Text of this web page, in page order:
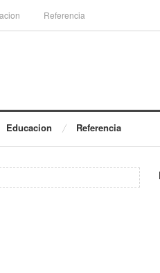
Referencia
Educacion Referencia